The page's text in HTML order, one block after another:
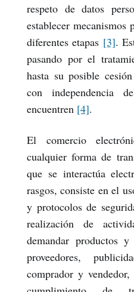
respeto de datos
establecer mecanismos
diferentes etapas [3].
pasando por el
hasta su posible
con independencia
encuentren [4].
El comercio
cualquier forma de
que se interactúa
rasgos, consiste en el
y protocolos de
realización de
demandar productos
proveedores,
comprador y